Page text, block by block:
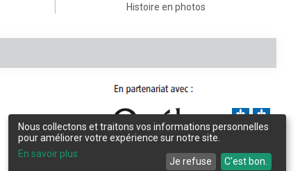
Histoire en photos
Conception et design :L'Écho de Frontenac
Intégration et programmation :LogiACTION
Nous collectons et traitons vos informations personnelles
pour améliorer votre expérience sur notre site.
En savoir plus
Je refuse C'est bon.